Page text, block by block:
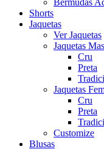
Bermudas
Shorts
Jaquetas
Ver Jaquetas
Jaquetas
Cru
Preta
Jaquetas
Cru
Preta
Customize
Blusas